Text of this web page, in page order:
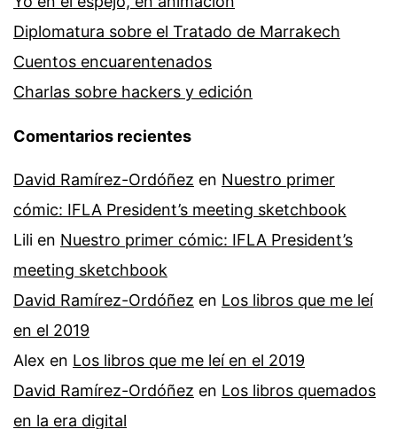
Diplomatura sobre el Tratado de Marrakech
Cuentos encuarentenados
Charlas sobre hackers y edición
Comentarios recientes
David Ramírez-Ordóñez en Nuestro primer
cómic: IFLA President’s meeting sketchbook
Lili en Nuestro primer cómic: IFLA President’s
meeting sketchbook
David Ramírez-Ordóñez en Los libros que me leí
en el 2019
Alex en Los libros que me leí en el 2019
David Ramírez-Ordóñez en Los libros quemados
en la era digital